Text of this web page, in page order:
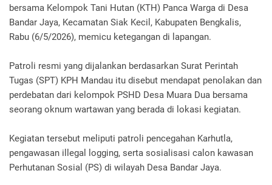
bersama Kelompok Tani Hutan (KTH) Panca Warga di Desa
Bandar Jaya, Kecamatan Siak Kecil, Kabupaten Bengkalis,
Rabu (6/5/2026), memicu ketegangan di lapangan.
Patroli resmi yang dijalankan berdasarkan Surat Perintah
Tugas (SPT) KPH Mandau itu disebut mendapat penolakan dan
perdebatan dari kelompok PSHD Desa Muara Dua bersama
seorang oknum wartawan yang berada di lokasi kegiatan.
Kegiatan tersebut meliputi patroli pencegahan Karhutla,
pengawasan illegal logging, serta sosialisasi calon kawasan
Perhutanan Sosial (PS) di wilayah Desa Bandar Jaya.